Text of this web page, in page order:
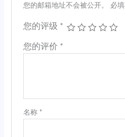
您的邮箱地址不会被公开。 必
您的评级 *
您的评价 *
名称 *